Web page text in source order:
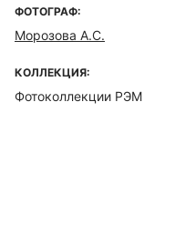
ФОТОГРАФ:
Морозова А.С.
КОЛЛЕКЦИЯ:
Фотоколлекции РЭМ